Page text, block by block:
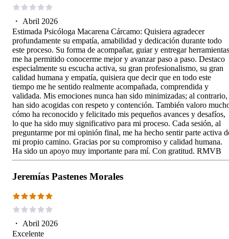
・ Abril 2026
Estimada Psicóloga Macarena Cárcamo: Quisiera agradecer
profundamente su empatía, amabilidad y dedicación durante todo
este proceso. Su forma de acompañar, guiar y entregar herramientas
me ha permitido conocerme mejor y avanzar paso a paso. Destaco
especialmente su escucha activa, su gran profesionalismo, su gran
calidad humana y empatía, quisiera que decir que en todo este
tiempo me he sentido realmente acompañada, comprendida y
validada. Mis emociones nunca han sido minimizadas; al contrario,
han sido acogidas con respeto y contención. También valoro
cómo ha reconocido y felicitado mis pequeños avances y desafíos,
lo que ha sido muy significativo para mi proceso. Cada sesión, al
preguntarme por mi opinión final, me ha hecho sentir parte activa
mi propio camino. Gracias por su compromiso y calidad humana.
Ha sido un apoyo muy importante para mí. Con gratitud. RMVB
Jeremías Pastenes Morales
・ Abril 2026
Excelente